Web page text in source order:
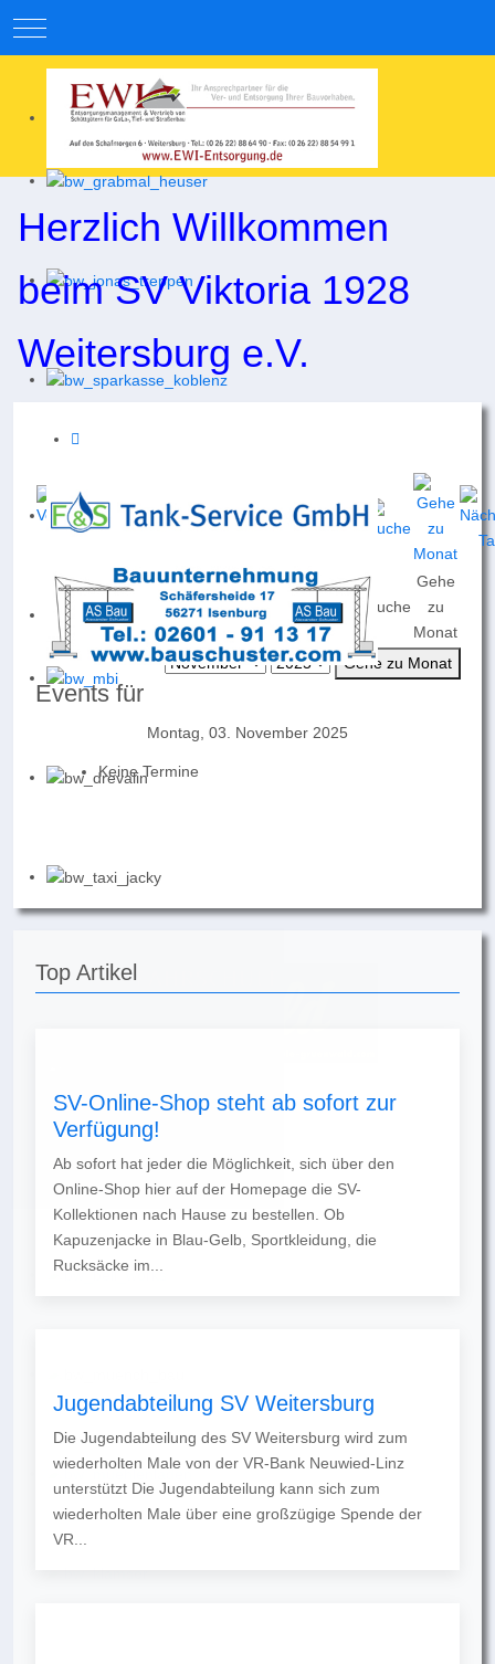
Mobile Menu Toggle
Herzlich Willkommen
beim SV Viktoria 1928
Weitersburg e.V.
Nach
Jahr
Nach
Monat
Nach
Woche
Heute Suche
Gehe
zu
Monat
Gehe zu Monat
Events für
Montag, 03. November 2025
Keine Termine
Top Artikel
SV-Online-Shop steht ab sofort zur
Verfügung!
Ab sofort hat jeder die Möglichkeit, sich über den
Online-Shop hier auf der Homepage die SV-
Kollektionen nach Hause zu bestellen. Ob
Kapuzenjacke in Blau-Gelb, Sportkleidung, die
Rucksäcke im...
Jugendabteilung SV Weitersburg
Die Jugendabteilung des SV Weitersburg wird zum
wiederholten Male von der VR-Bank Neuwied-Linz
unterstützt Die Jugendabteilung kann sich zum
wiederholten Male über eine großzügige Spende der
VR...